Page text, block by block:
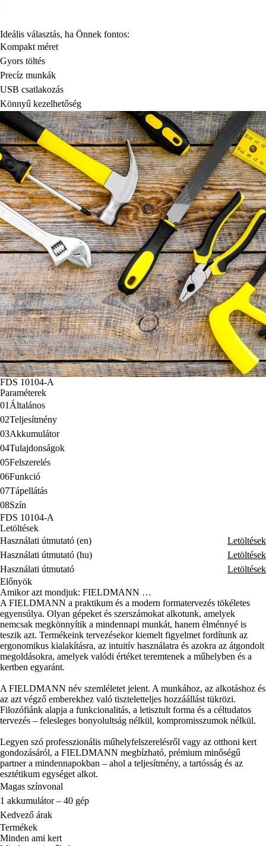
Ideális választás, ha Önnek fontos:
Kompakt méret
Gyors töltés
Precíz munkák
USB csatlakozás
Könnyű kezelhetőség
FDS 10104-A
Paraméterek
01 Általános
02Teljesítmény
03Akkumulátor
04Tulajdonságok
05Felszerelés
06Funkció
07Tápellátás
08Szín
FDS 10104-A
Letöltések
Használati útmutató (en)
Letöltések
Használati útmutató (hu)
Letöltések
Használati útmutató
Letöltések
Előnyök
Amikor azt mondjuk: FIELDMANN …
A FIELDMANN a praktikum és a modern formatervezés tökéletes
egyensúlya. Olyan gépeket és szerszámokat alkotunk, amelyek
nemcsak megkönnyítik a mindennapi munkát, hanem élménnyé is
teszik azt. Termékeink tervezésekor kiemelt figyelmet fordítunk az
ergonomikus kialakításra, az intuitív használatra és azokra az átgondolt
megoldásokra, amelyek valódi értéket teremtenek a műhelyben és a
kertben egyaránt.
A FIELDMANN név szemléletet jelent. A munkához, az alkotáshoz és
az azt végző emberekhez való tiszteletteljes hozzáállást tükrözi.
Filozófiánk alapja a funkcionalitás, a letisztult forma és a céltudatos
tervezés – felesleges bonyolultság nélkül, kompromisszumok nélkül.
Legyen szó professzionális műhelyfelszerelésről vagy az otthoni kert
gondozásáról, a FIELDMANN megbízható, prémium minőségű
partner a mindennapokban – ahol a teljesítmény, a tartósság és az
esztétikum egységet alkot.
Magas színvonal
1 akkumulátor – 40 gép
Kedvező árak
Termékek
Minden ami kert